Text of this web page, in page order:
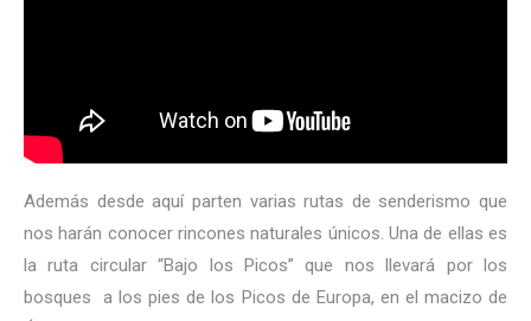
Además desde aquí parten varias rutas de senderismo que
nos harán conocer rincones naturales únicos. Una de ellas es
la ruta circular “Bajo los Picos” que nos llevará por los
bosques a los pies de los Picos de Europa, en el macizo de